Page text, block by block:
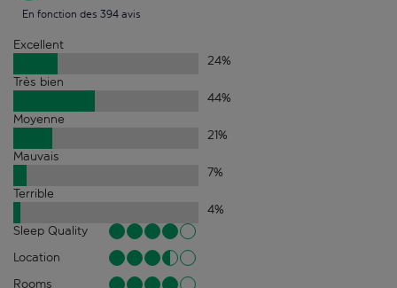
En fonction des 394 avis
Excellent
24%
Très bien
44%
Moyenne
21%
Mauvais
7%
Terrible
4%
Sleep Quality
Location
Rooms